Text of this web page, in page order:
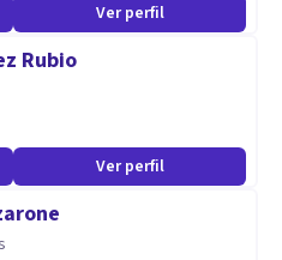
Ver perfil
Rubio
Ver perfil